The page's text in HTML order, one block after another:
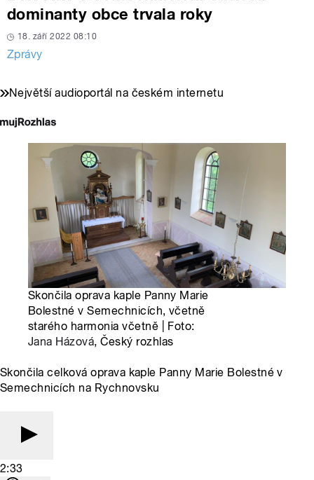
dominanty obce trvala roky
18. září 2022 08:10
Zprávy
Největší audioportál na českém internetu
Skončila oprava kaple Panny Marie
Bolestné v Semechnicích, včetně
starého harmonia včetně | Foto:
Jana Házová, Český rozhlas
Skončila celková oprava kaple Panny Marie Bolestné v
Semechnicích na Rychnovsku
2:33